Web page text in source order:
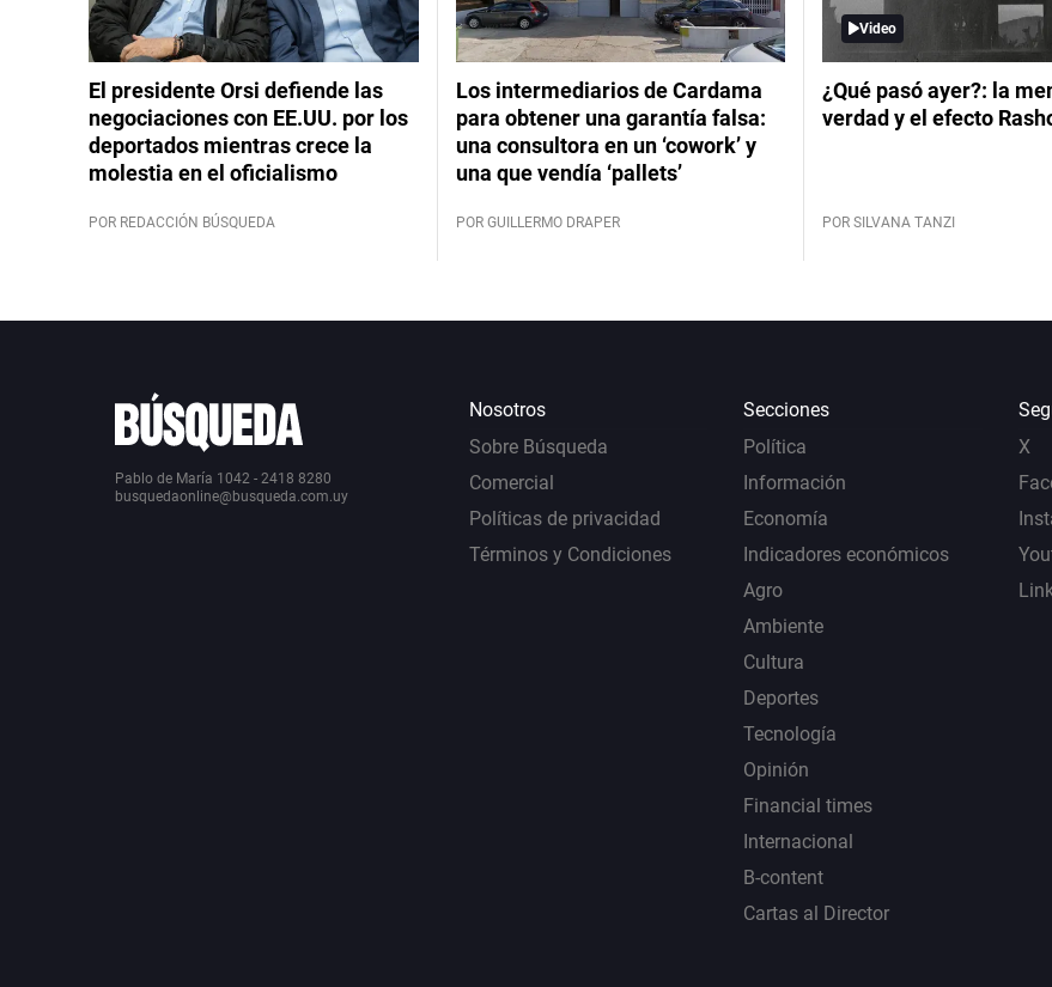
El presidente Orsi defiende las
negociaciones con EE.UU. por los
deportados mientras crece la
molestia en el oficialismo
POR REDACCIÓN BÚSQUEDA
Los intermediarios de Cardama
para obtener una garantía falsa:
una consultora en un ‘cowork’ y
una que vendía ‘pallets’
POR GUILLERMO DRAPER
Video
¿Qué pasó ayer?: la
verdad y el efecto
POR SILVANA TANZI
Pablo de María 1042 - 2418 8280
busquedaonline@busqueda.com.uy
Nosotros
Sobre Búsqueda
Comercial
Políticas de privacidad
Términos y Condiciones
Secciones
Política
Información
Economía
Indicadores económicos
Agro
Ambiente
Cultura
Deportes
Tecnología
Opinión
Financial times
Internacional
B-content
Cartas al Director
X